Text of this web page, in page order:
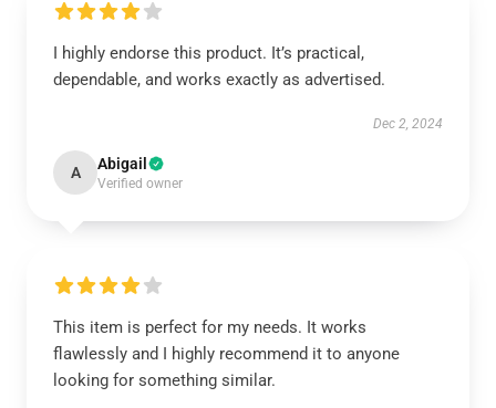
I highly endorse this product. It’s practical,
dependable, and works exactly as advertised.
Dec 2, 2024
A Abigail
Verified owner
This item is perfect for my needs. It works
flawlessly and I highly recommend it to anyone
looking for something similar.